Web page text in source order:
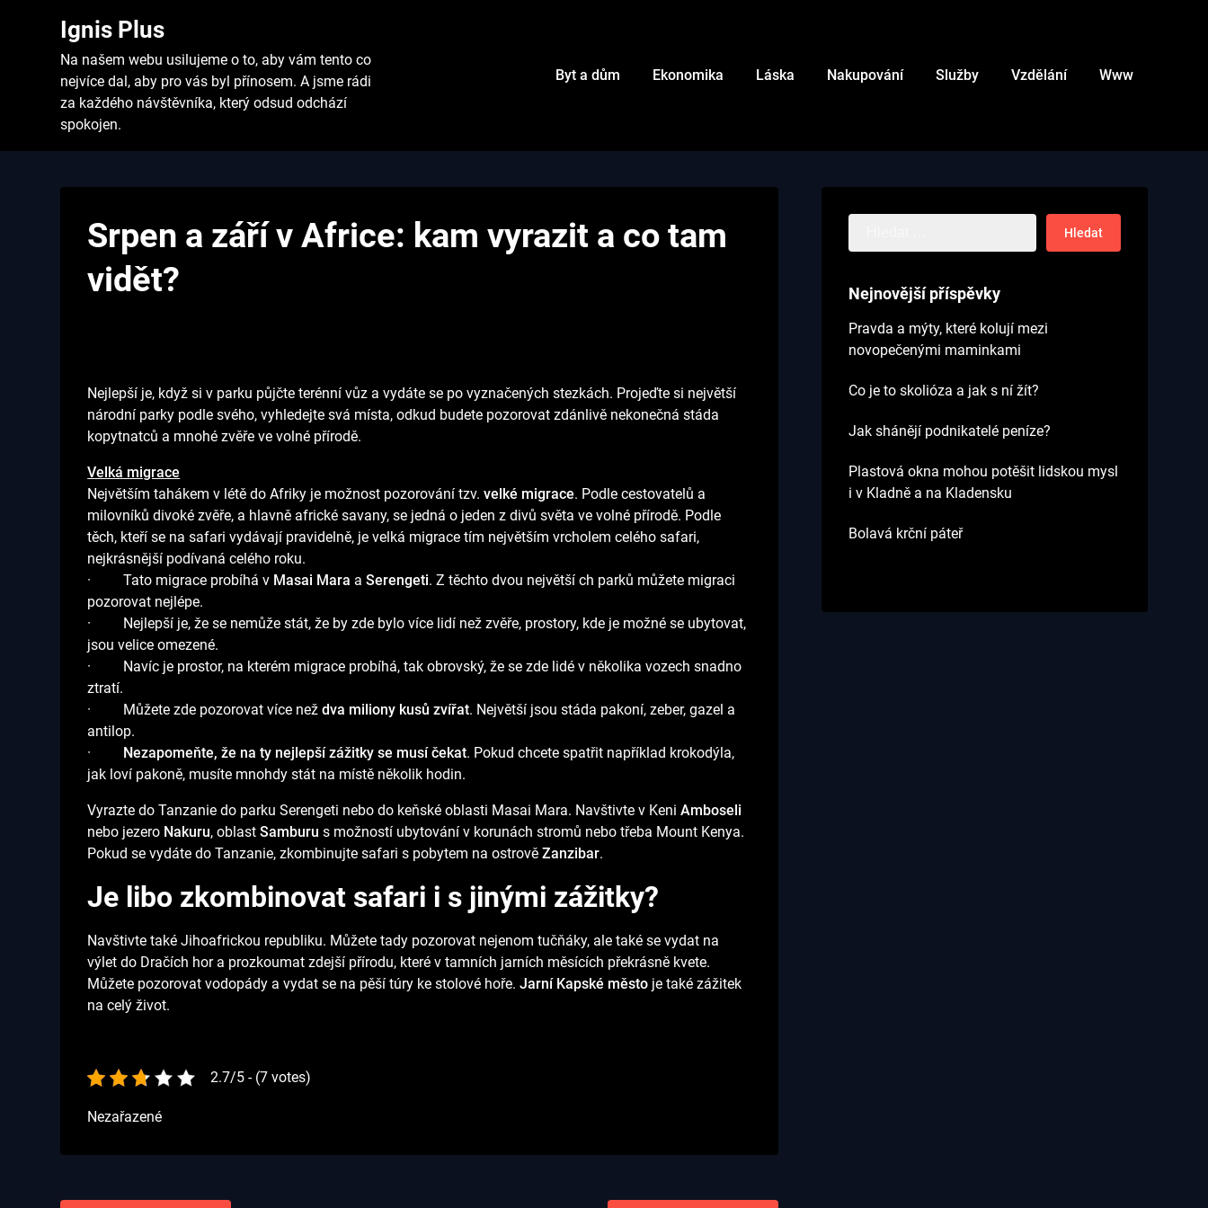
Ignis Plus
Na našem webu usilujeme o to, aby vám tento co
nejvíce dal, aby pro vás byl přínosem. A jsme rádi
za každého návštěvníka, který odsud odchází
spokojen.
Byt a dům Ekonomika Láska Nakupování Služby Vzdělání Www
Srpen a září v Africe: kam vyrazit a co tam
vidět?
Nejlepší je, když si v parku půjčte terénní vůz a vydáte se po vyznačených stezkách. Projeďte si největší
národní parky podle svého, vyhledejte svá místa, odkud budete pozorovat zdánlivě nekonečná stáda
kopytnatců a mnohé zvěře ve volné přírodě.
Velká migrace
Největším tahákem v létě do Afriky je možnost pozorování tzv.velké migrace. Podle cestovatelů a
milovníků divoké zvěře, a hlavně africké savany, se jedná o jeden z divů světa ve volné přírodě. Podle
těch, kteří se na safari vydávají pravidelně, je velká migrace tím největším vrcholem celého safari,
nejkrásnější podívaná celého roku.
· Tato migrace probíhá v Masai Mara aSerengeti. Z těchto dvou největší ch parků můžete migraci
pozorovat nejlépe.
· Nejlepší je, že se nemůže stát, že by zde bylo více lidí než zvěře, prostory, kde je možné se ubytovat,
jsou velice omezené.
· Navíc je prostor, na kterém migrace probíhá, tak obrovský, že se zde lidé v několika vozech snadno
ztratí.
· Můžete zde pozorovat více neždva miliony kusů zvířat. Největší jsou stáda pakoní, zeber, gazel a
antilop.
· Nezapomeňte, že na ty nejlepší zážitky se musí čekat. Pokud chcete spatřit například krokodýla,
jak loví pakoně, musíte mnohdy stát na místě několik hodin.
Vyrazte do Tanzanie do parku Serengeti nebo do keňské oblasti Masai Mara. Navštivte v KeniAmboseli
nebo jezero Nakuru, oblastSamburu s možností ubytování v korunách stromů nebo třeba Mount Kenya.
Pokud se vydáte do Tanzanie, zkombinujte safari s pobytem na ostrověZanzibar.
Je libo zkombinovat safari i s jinými zážitky?
Navštivte také Jihoafrickou republiku. Můžete tady pozorovat nejenom tučňáky, ale také se vydat na
výlet do Dračích hor a prozkoumat zdejší přírodu, které v tamních jarních měsících překrásně kvete.
Můžete pozorovat vodopády a vydat se na pěší túry ke stolové hoře.Jarní Kapské město je také zážitek
na celý život.
2.7/5 - (7 votes)
Nezařazené
Nejnovější příspěvky
Pravda a mýty, které kolují mezi
novopečenými maminkami
Co je to skolióza a jak s ní žít?
Jak shánějí podnikatelé peníze?
Plastová okna mohou potěšit lidskou mysl
i v Kladně a na Kladensku
Bolavá krční páteř